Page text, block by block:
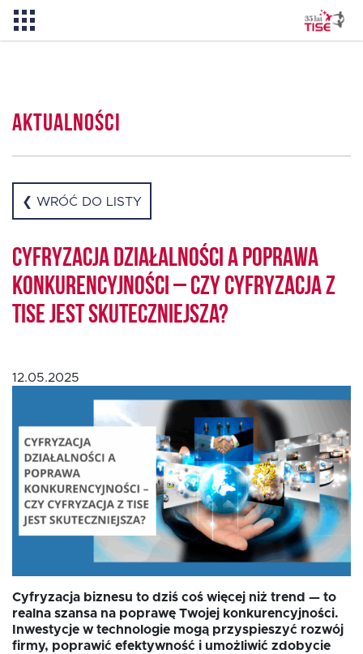
O TISE
Dlaczego TISE?
Pożyczka rozwojowa TISE
Oferta dla NGO/PES
Fundusz FKIS
Rodo
Dokumenty
Rekrutujemy
Aktualności
❮ WRÓĆ DO LISTY
Cyfryzacja działalności a poprawa
konkurencyjności – czy cyfryzacja z
TISE jest skuteczniejsza?
12.05.2025
Cyfryzacja biznesu to dziś coś więcej niż trend — to
realna szansa na poprawę Twojej konkurencyjności.
Inwestycje w technologie mogą przyspieszyć rozwój
firmy, poprawić efektywność i umożliwić zdobycie